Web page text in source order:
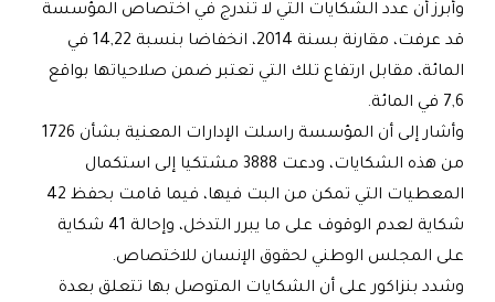
وأبرز أن عدد الشكايات التي لا تندرج في اختصاص المؤسسة
قد عرفت، مقارنة بسنة 2014، انخفاضا بنسبة 14,22 في
المائة، مقابل ارتفاع تلك التي تعتبر ضمن صلاحياتها بواقع
7,6 في المائة
.
وأشار إلى أن المؤسسة راسلت الإدارات المعنية بشأن 1726
من هذه الشكايات، ودعت 3888 مشتكيا إلى استكمال
المعطيات التي تمكن من البت فيها، فيما قامت بحفظ 42
شكاية لعدم الوقوف على ما يبرر التدخل، وإحالة 41 شكاية
على المجلس الوطني لحقوق الإنسان للاختصاص.